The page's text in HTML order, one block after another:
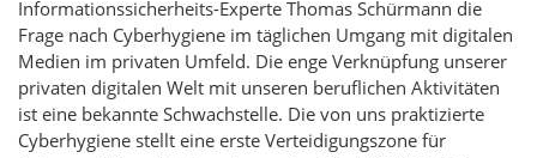
Informationssicherheits-Experte Thomas Schürmann die
Frage nach Cyberhygiene im täglichen Umgang mit digitalen
Medien im privaten Umfeld. Die enge Verknüpfung unserer
privaten digitalen Welt mit unseren beruflichen Aktivitäten
ist eine bekannte Schwachstelle. Die von uns praktizierte
Cyberhygiene stellt eine erste Verteidigungszone für